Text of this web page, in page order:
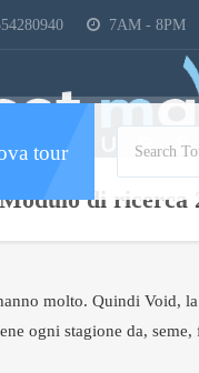
7AM - 8PM
Modulo di ricerca
tour
molto. Quindi Void,
ogni stagione da,